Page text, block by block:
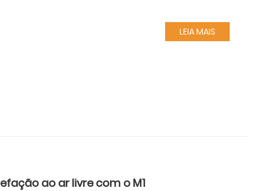
LEIA MAIS
ao ar livre com o M1